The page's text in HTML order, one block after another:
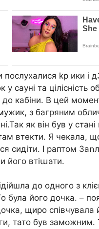
послухалися kp ики і
у сауні та цілісність
кабіни. В цей
з багряним
як він був у
втекти. Я чекала, що
сидіти. І раптом
його втіաати.
до одного з
була його дочка. –
щиро
тато був замօжним.